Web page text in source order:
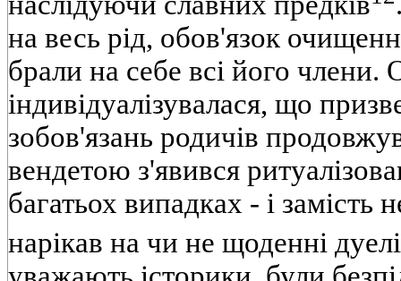
на весь рід, обов'язок
брали на себе всі його члени.
індивідуалізувалася, що
зобов'язань родичів
вендетою з'явився
багатьох випадках - і
нарікав на чи не щоденні дуелі